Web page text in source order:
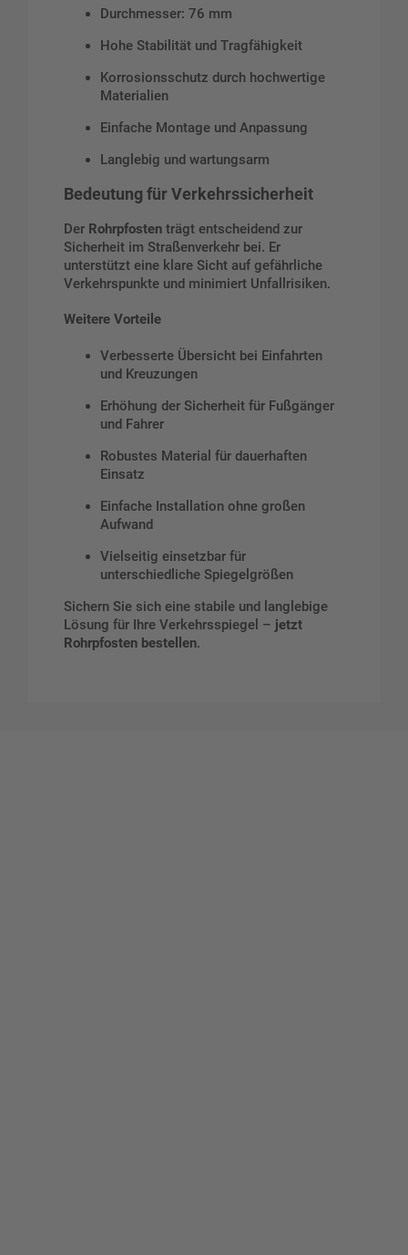
Durchmesser: 76 mm
Hohe Stabilität und Tragfähigkeit
Korrosionsschutz durch hochwertige
Materialien
Einfache Montage und Anpassung
Langlebig und wartungsarm
Bedeutung für Verkehrssicherheit
Der Rohrpfosten trägt entscheidend zur
Sicherheit im Straßenverkehr bei. Er
unterstützt eine klare Sicht auf gefährliche
Verkehrspunkte und minimiert Unfallrisiken.
Weitere Vorteile
Verbesserte Übersicht bei Einfahrten
und Kreuzungen
Erhöhung der Sicherheit für Fußgänger
und Fahrer
Robustes Material für dauerhaften
Einsatz
Einfache Installation ohne großen
Aufwand
Vielseitig einsetzbar für
unterschiedliche Spiegelgrößen
Sichern Sie sich eine stabile und langlebige
Lösung für Ihre Verkehrsspiegel – jetzt
Rohrpfosten bestellen.